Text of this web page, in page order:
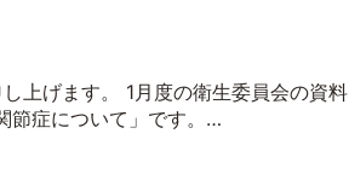
上げます。 1月度の衛生委員会の資料
節症について」です。…